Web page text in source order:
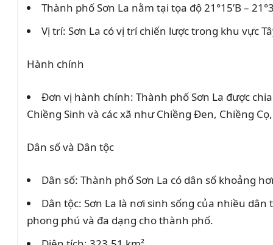
Thành phố Sơn La nằm tại tọa độ 21°15’B –
Vị trí: Sơn La có vị trí chiến lược trong khu vực
Hành chính
Đơn vị hành chính: Thành phố Sơn La được
Chiềng Sinh và các xã như Chiềng Đen, Chiềng
Dân số và Dân tộc
Dân số: Thành phố Sơn La có dân số khoảng
Dân tộc: Sơn La là nơi sinh sống của nhiều
phong phú và đa dạng cho thành phố.